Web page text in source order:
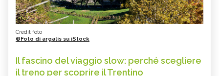
Credit foto
©Foto di argalis su iStock
Il fascino del viaggio slow: perché scegliere
il treno per scoprire il Trentino